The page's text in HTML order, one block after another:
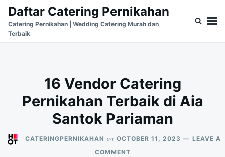
Skip
content
Search
for:
Daftar Catering Pernikahan
Catering Pernikahan | Wedding Catering Murah dan
Terbaik
16 Vendor Catering
Pernikahan Terbaik di Aia
Santok Pariaman
CATERINGPERNIKAHAN on OCTOBER 11, 2023
LEAVE A
COMMENTON